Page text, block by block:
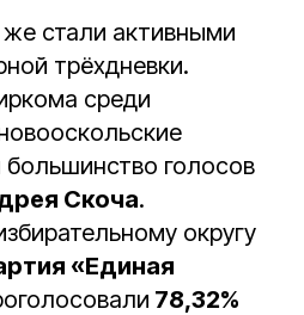
стали активными
трёхдневки.
среди
большинство голосов
Скоча.
округу
«Единая
78,32%